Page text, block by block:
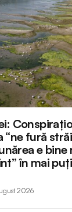
“ne fură
e bine
în mai
2026